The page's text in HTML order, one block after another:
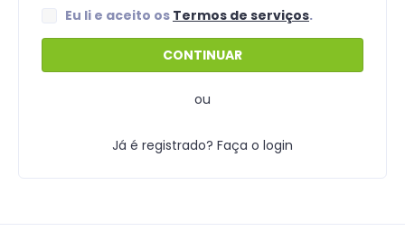
Eu li e aceito os Termos de serviços.
ou
Já é registrado? Faça o login